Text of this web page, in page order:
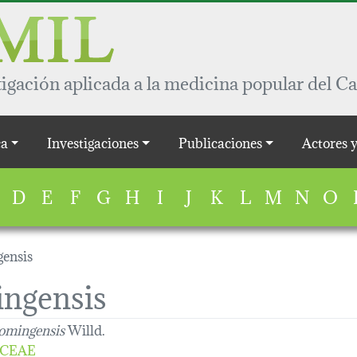
aplicada a la medicina popular del
Investigaciones Publicaciones Actores
D E F G H I J K L M N O
Willd.